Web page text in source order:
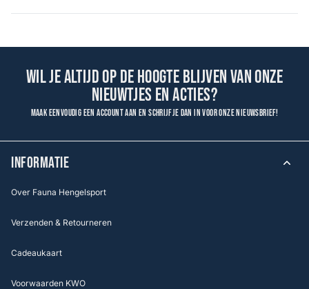
Wil je altijd op de hoogte blijven van onze
nieuwtjes en acties?
Maak eenvoudig een account aan en schrijf je dan in voor onze nieuwsbrief!
INFORMATIE
Over Fauna Hengelsport
Verzenden & Retourneren
Cadeaukaart
Voorwaarden KWO